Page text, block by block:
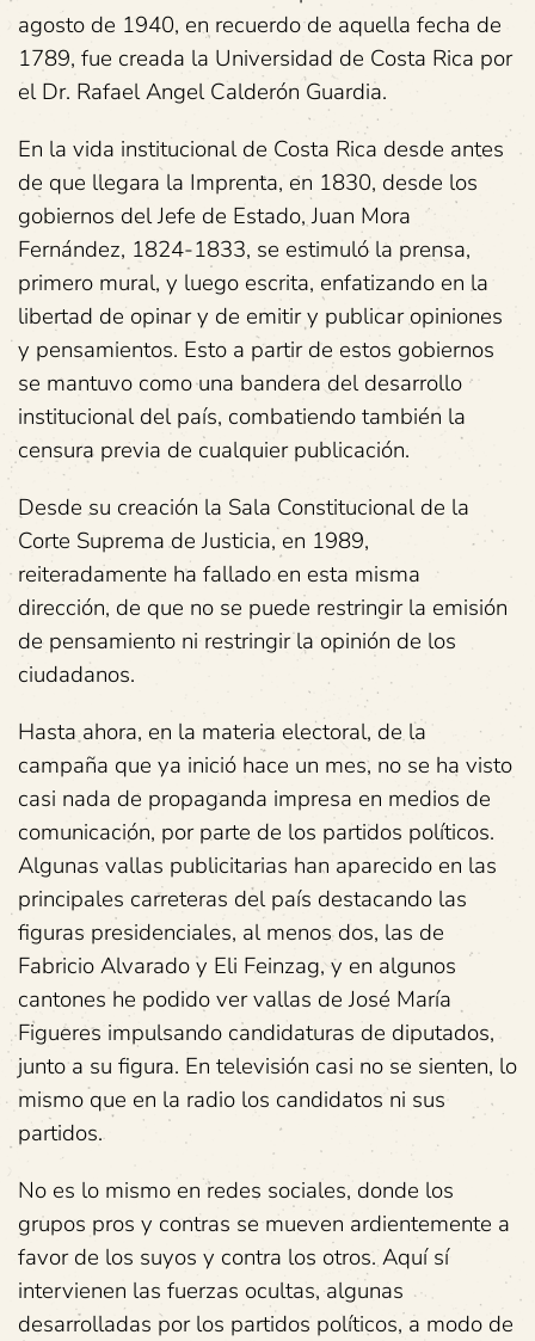
agosto de 1940, en recuerdo de aquella fecha de
1789, fue creada la Universidad de Costa Rica por
el Dr. Rafael Angel Calderón Guardia.
En la vida institucional de Costa Rica desde antes
de que llegara la Imprenta, en 1830, desde los
gobiernos del Jefe de Estado, Juan Mora
Fernández, 1824-1833, se estimuló la prensa,
primero mural, y luego escrita, enfatizando en la
libertad de opinar y de emitir y publicar opiniones
y pensamientos. Esto a partir de estos gobiernos
se mantuvo como una bandera del desarrollo
institucional del país, combatiendo también la
censura previa de cualquier publicación.
Desde su creación la Sala Constitucional de la
Corte Suprema de Justicia, en 1989,
reiteradamente ha fallado en esta misma
dirección, de que no se puede restringir la emisión
de pensamiento ni restringir la opinión de los
ciudadanos.
Hasta ahora, en la materia electoral, de la
campaña que ya inició hace un mes, no se ha visto
casi nada de propaganda impresa en medios de
comunicación, por parte de los partidos políticos.
Algunas vallas publicitarias han aparecido en las
principales carreteras del país destacando las
figuras presidenciales, al menos dos, las de
Fabricio Alvarado y Eli Feinzag, y en algunos
cantones he podido ver vallas de José María
Figueres impulsando candidaturas de diputados,
junto a su figura. En televisión casi no se sienten, lo
mismo que en la radio los candidatos ni sus
partidos.
No es lo mismo en redes sociales, donde los
grupos pros y contras se mueven ardientemente a
favor de los suyos y contra los otros. Aquí sí
intervienen las fuerzas ocultas, algunas
desarrolladas por los partidos políticos, a modo de